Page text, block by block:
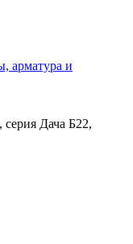
арматура и
Дача Б22,